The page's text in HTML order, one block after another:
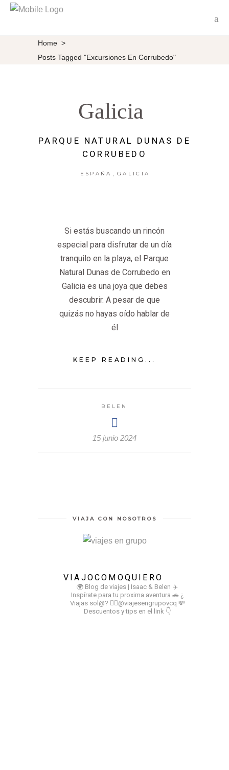
Home >
Posts Tagged "Excursiones En Corrubedo"
Galicia
PARQUE NATURAL DUNAS DE
CORRUBEDO
ESPAÑA GALICIA
Si estás buscando un rincón
especial para disfrutar de un día
tranquilo en la playa, el Parque
Natural Dunas de Corrubedo en
Galicia es una joya que debes
descubrir. A pesar de que
quizás no hayas oído hablar de
él
KEEP READING...
BELEN
15 junio 2024
VIAJA CON NOSOTROS
VIAJOCOMOQUIERO
🌍 Blog de viajes | Isaac & Belen ✈️
Inspírate para tu proxima aventura 🚗 ¿
Viajas sol@? 👉🏻@viajesengrupovcq 💸
Descuentos y tips en el link 👇